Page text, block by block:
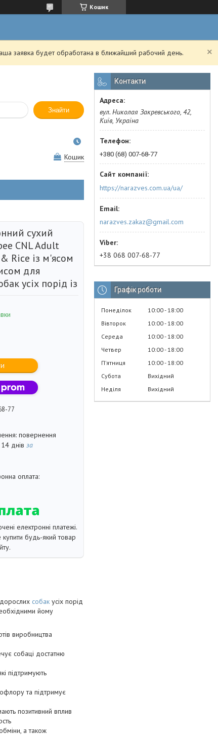
Кошик
заявка будет обработана в ближайший рабочий день.
Знайти
Кошик
сухий
CNL Adult
Rice із м'ясом
для
усіх порід із
77
повернення
днів за
електронні платежі.
будь-який товар
собак усіх порід
йому
виробництва
собаці достатню
підтримують
та підтримує
позитивний вплив
а також
Контакти
вул. Николая Закревського, 42,
Київ, Україна
+380 (68) 007-68-77
https://narazves.com.ua/ua/
narazves.zakaz@gmail.com
+38 068 007-68-77
Графік роботи
Понеділок 10:00 18:00
Вівторок
10:00 18:00
Середа
10:00 18:00
Четвер
10:00 18:00
Пʼятниця
10:00 18:00
Субота
Вихідний
Неділя
Вихідний